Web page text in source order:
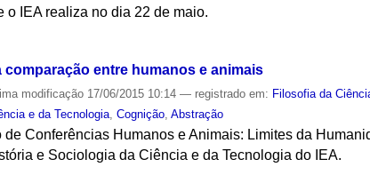
IEA realiza no dia 22 de maio.
entre humanos e animais
modificação 17/06/2015 10:14— registrado em: Filosofia da
e da Tecnologia,Cognição,Abstração
Conferências Humanos e Animais: Limites da
e Sociologia da Ciência e da Tecnologia do IEA.